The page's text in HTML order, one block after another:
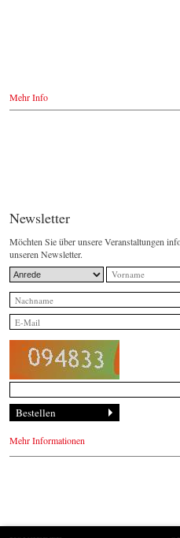
Mehr Info
Newsletter
Möchten Sie über unsere Veranstaltungen
unseren Newsletter.
Mehr Informationen